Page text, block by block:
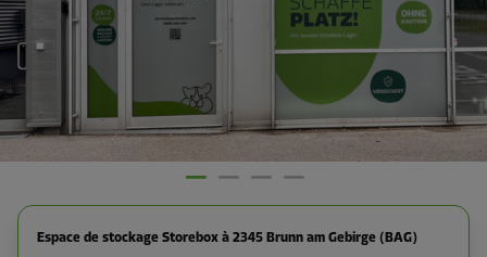
Espace de stockage Storebox à 2345 Brunn am Gebirge (BAG)